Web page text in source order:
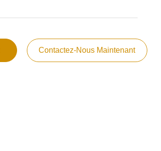
Contactez-Nous Maintenant